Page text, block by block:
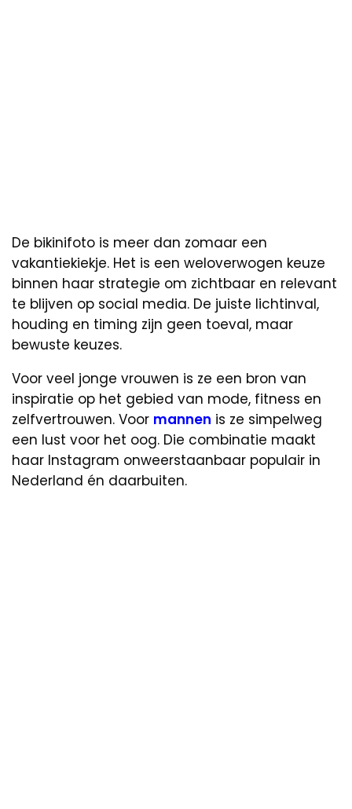
De bikinifoto is meer dan zomaar een
vakantiekiekje. Het is een weloverwogen keuze
binnen haar strategie om zichtbaar en relevant
te blijven op social media. De juiste lichtinval,
houding en timing zijn geen toeval, maar
bewuste keuzes.
Voor veel jonge vrouwen is ze een bron van
inspiratie op het gebied van mode, fitness en
zelfvertrouwen. Voor mannen is ze simpelweg
een lust voor het oog. Die combinatie maakt
haar Instagram onweerstaanbaar populair in
Nederland én daarbuiten.